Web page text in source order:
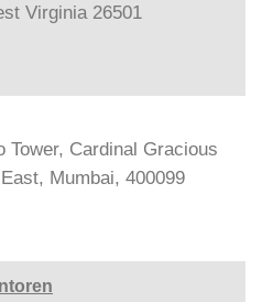
Virginia 26501
Tower, Cardinal Gracious
Mumbai, 400099